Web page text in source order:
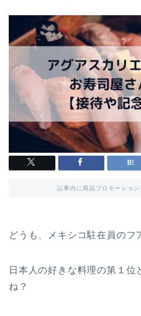
記事内に商品プロモーショ
どうも、メキシコ駐在員のフ
日本人の好きな料理の第１位
ね？